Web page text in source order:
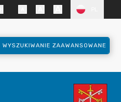
WYSZUKIWANIE ZAAWANSOWANE